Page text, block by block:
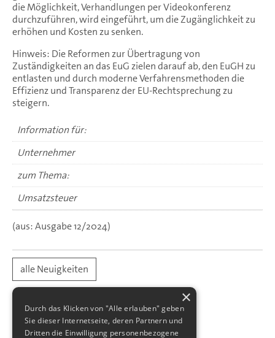
die Möglichkeit, Verhandlungen per Videokonferenz
durchzuführen, wird eingeführt, um die Zugänglichkeit zu
erhöhen und Kosten zu senken.
Hinweis: Die Reformen zur Übertragung von
Zuständigkeiten an das EuG zielen darauf ab, den EuGH zu
entlasten und durch moderne Verfahrensmethoden die
Effizienz und Transparenz der EU-Rechtsprechung zu
steigern.
Information für:
Unternehmer
zum Thema:
Umsatzsteuer
(aus: Ausgabe 12/2024)
alle Neuigkeiten
×
Durch das Klicken von "Alle erlauben" geben
Sie dieser Internetseite, deren Partnern und
Dritten die Einwilligung personenbezogene